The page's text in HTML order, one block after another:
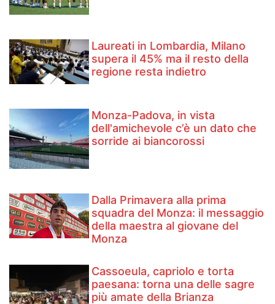
Laureati in Lombardia, Milano
supera il 45% ma il resto della
regione resta indietro
Monza-Padova, in vista
dell'amichevole c’è un dato che
sorride ai biancorossi
Dalla Primavera alla prima
squadra del Monza: il messaggio
della maestra al giovane del
Monza
Cassoeula, capriolo e torta
paesana: torna una delle sagre
più amate della Brianza